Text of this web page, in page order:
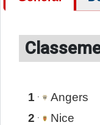
1
Angers
2
Nice